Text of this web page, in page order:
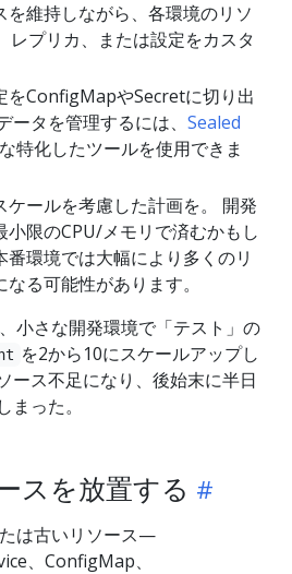
を維持しながら、各環境のリソ
レプリカ、または設定をカスタ
をConfigMapやSecretに切り出
ータを管理するには、 Sealed
特化したツールを使用できま
ケールを考慮した計画を。 開発
小限のCPU/メモリで済むかもし
番環境では大幅により多くのリ
る可能性があります。
小さな開発環境で「テスト」の
を2から10にスケールアップし
ース不足になり、後始末に半日
まった。
スを放置する
は古いリソース—
、ConfigMap、